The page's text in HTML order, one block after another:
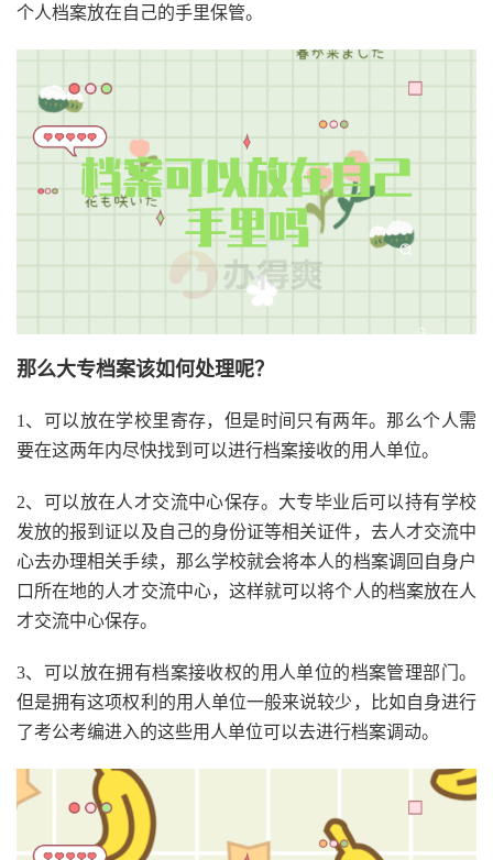
个人档案放在自己的手里保管。
那么大专档案该如何处理呢？
1、可以放在学校里寄存，但是时间只有两年。那么个人需
要在这两年内尽快找到可以进行档案接收的用人单位。
2、可以放在人才交流中心保存。大专毕业后可以持有学校
发放的报到证以及自己的身份证等相关证件，去人才交流中
心去办理相关手续，那么学校就会将本人的档案调回自身户
口所在地的人才交流中心，这样就可以将个人的档案放在人
才交流中心保存。
3、可以放在拥有档案接收权的用人单位的档案管理部门。
但是拥有这项权利的用人单位一般来说较少，比如自身进行
了考公考编进入的这些用人单位可以去进行档案调动。